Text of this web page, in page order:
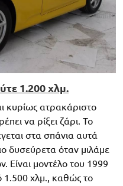
1.200 χλμ.
κυρίως ατρακάριστο
να ρίξει ζάρι. Το
στα σπάνια αυτά
δυσεύρετα όταν μιλάμε
Είναι μοντέλο του 1999
1.500 χλμ., καθώς το